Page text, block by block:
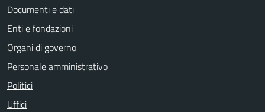
Documenti e dati
Enti e fondazioni
Organi di governo
Personale amministrativo
Politici
Uffici